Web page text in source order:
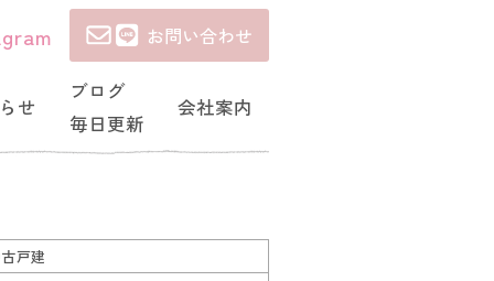
お問い合わせ
せ
ブログ
毎日更新
会社案内
戸建